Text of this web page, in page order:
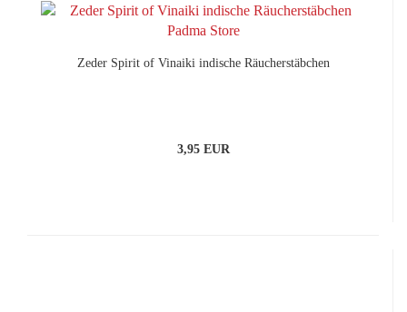
Zeder Spirit of Vinaiki indische Räucherstäbchen
3,95 EUR